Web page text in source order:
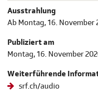
Ausstrahlung
Ab Montag, 16. November
Publiziert am
Montag, 16. November
Weiterführende
srf.ch/audio